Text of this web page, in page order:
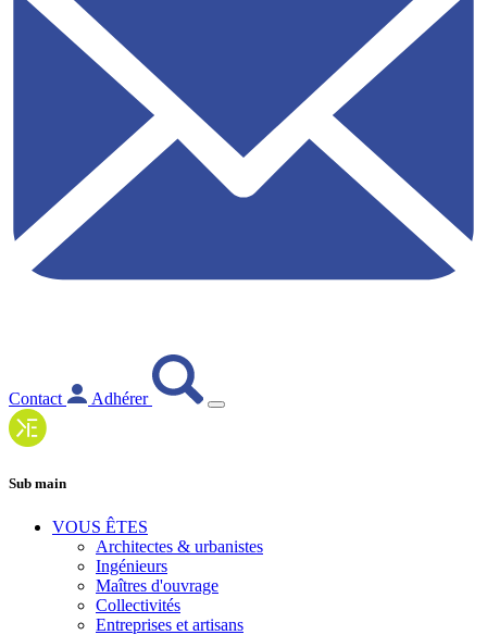
Contact Adhérer
Sub main
VOUS ÊTES
Architectes & urbanistes
Ingénieurs
Maîtres d'ouvrage
Collectivités
Entreprises et artisans